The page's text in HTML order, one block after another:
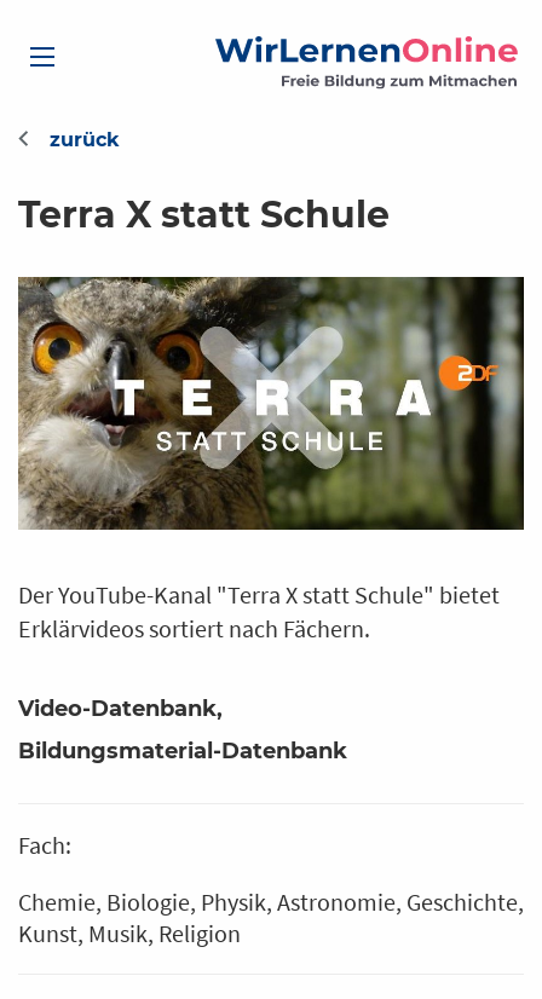
Terra X statt Schule
Der YouTube-Kanal "Terra X statt Schule" bietet
Erklärvideos sortiert nach Fächern.
Video-Datenbank
Bildungsmaterial-Datenbank
Fach:
Chemie Biologie Physik Astronomie Geschichte
Kunst Musik Religion